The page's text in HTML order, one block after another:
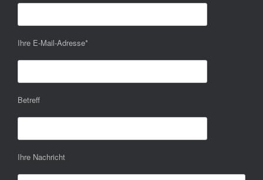
Ihre E-Mail-Adresse*
Betreff
Ihre Nachricht